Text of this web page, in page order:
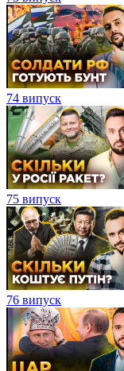
74 випуск
75 випуск
76 випуск